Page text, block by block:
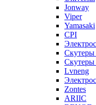
Jonway
Viper
Yamasaki
CPI
Скутеры
Скутеры
Lvneng
Zontes
ARIIC